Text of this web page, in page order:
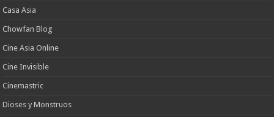
Casa Asia
Chowfan Blog
Cine Asia Online
Cine Invisible
Cinemastric
Dioses y Monstruos